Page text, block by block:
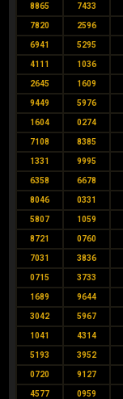
8865 7433
7820 2596
6941 5295
4111 1036
2645 1609
9449 5976
1604 0274
7108 8385
1331 9995
6358 6678
8046 0331
5807 1059
8721 0760
7031 3836
0715 3733
1689 9644
3042 5967
1041 4314
5193 3952
0720 9127
4577 0959